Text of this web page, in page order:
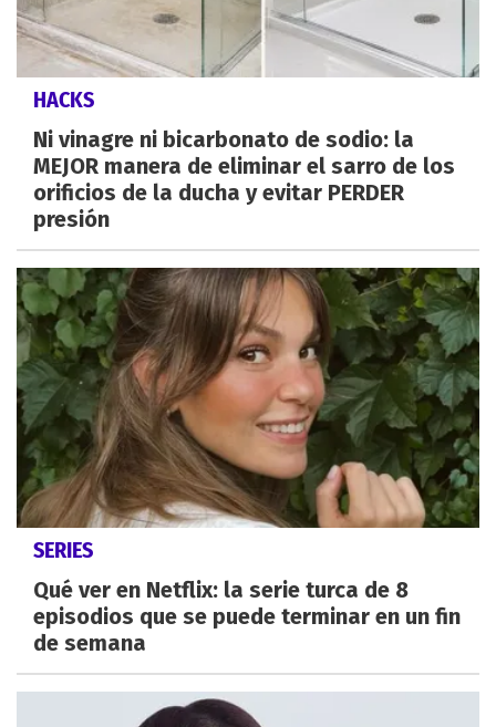
HACKS
Ni vinagre ni bicarbonato de sodio: la
MEJOR manera de eliminar el sarro de los
orificios de la ducha y evitar PERDER
presión
SERIES
Qué ver en Netflix: la serie turca de 8
episodios que se puede terminar en un fin
de semana